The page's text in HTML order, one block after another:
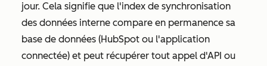
jour. Cela signifie que l'index de synchronisation
des données interne compare en permanence sa
base de données (HubSpot ou l'application
connectée) et peut récupérer tout appel d'API ou